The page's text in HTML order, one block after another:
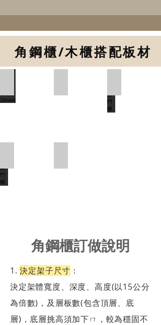
角鋼櫃/木櫃搭配板材
角鋼櫃訂做說明
1.決定架子尺寸 ：
決定架體寬度、深度、高度(以15公分
為倍數)，及層板數(包含頂層、底
層)，底層挑高須加下ㄇ，較為穩固不